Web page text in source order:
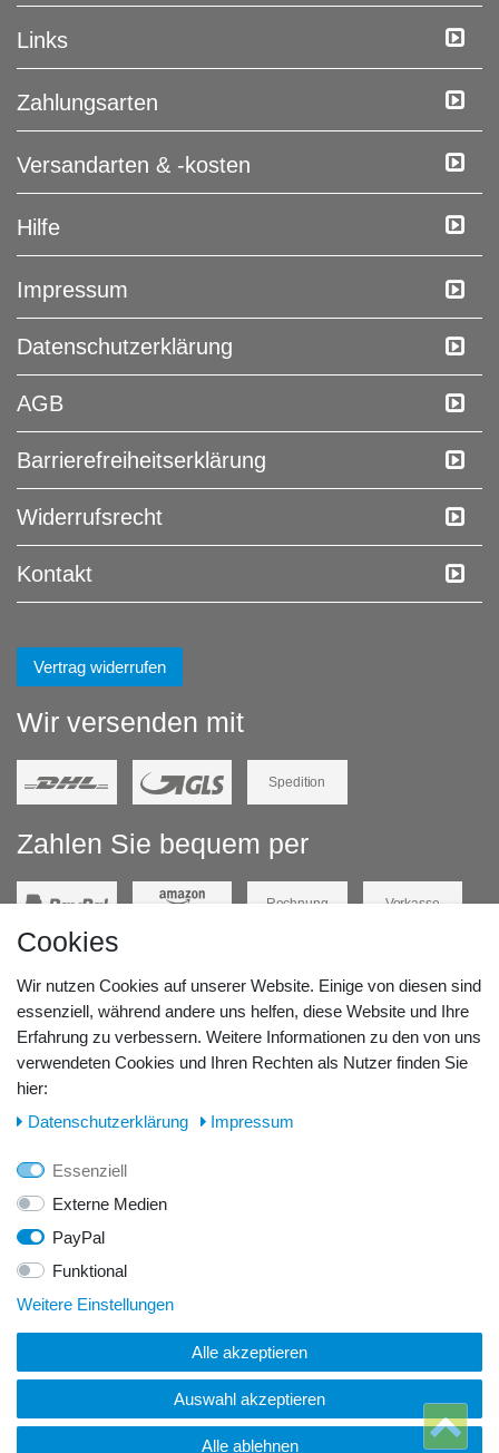
Links
Zahlungsarten
Versandarten & -kosten
Hilfe
Impressum
Daten­schutz­erklärung
AGB
Barrierefreiheitserklärung
Widerrufs­recht
Kontakt
Vertrag widerrufen
Wir versenden mit
Spedition
Zahlen Sie bequem per
Rechnung Vorkasse
Unsere Lageradresse:
GeBOOTE24 - Martin Rolle & Iris Kleiner GbR
Tel.: 0176 42 28 58 17
E-Mail:
info@geboote24.de
© Copyright 2026 GeBOOTE24 - Martin Rolle & Iris Kleiner
GbR. Alle Rechte vorbehalten.
Webentwicklung & Webdesign
Cookies
Wir nutzen Cookies auf unserer Website. Einige von diesen sind
essenziell, während andere uns helfen, diese Website und Ihre
Erfahrung zu verbessern. Weitere Informationen zu den von uns
verwendeten Cookies und Ihren Rechten als Nutzer finden Sie
hier:
Daten­schutz­erklärung
Impressum
Essenziell
Externe Medien
PayPal
Funktional
Weitere Einstellungen
Alle akzeptieren
Auswahl akzeptieren
Alle ablehnen